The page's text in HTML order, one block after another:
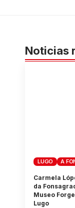
Noticias
LUGO A
Carmela
da
Museo
Lugo